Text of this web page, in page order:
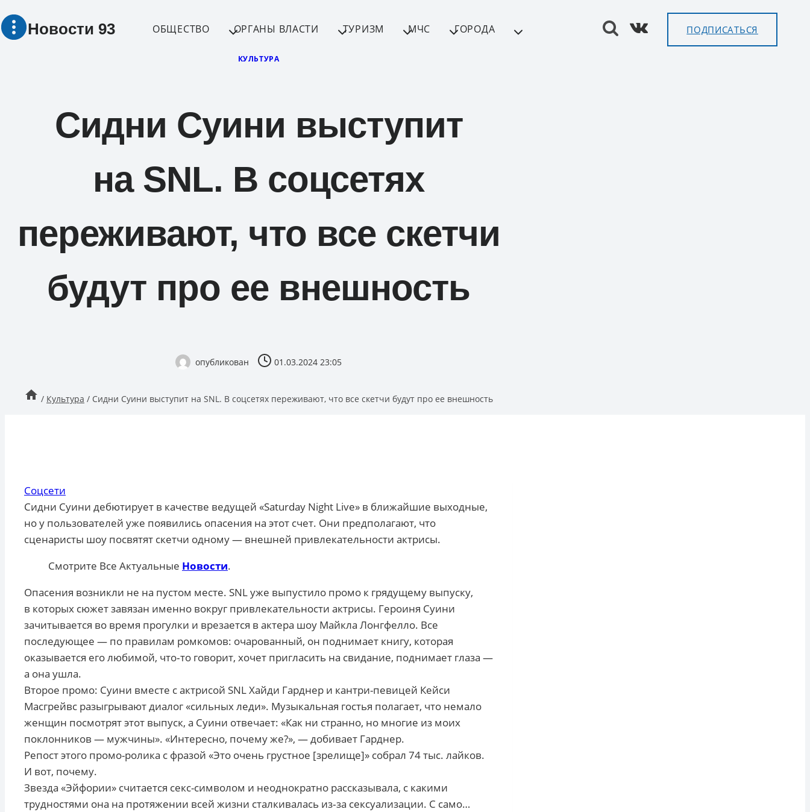
Перейти
Новости 93 ОБЩЕСТВО ОРГАНЫ ВЛАСТИ ТУРИЗМ МЧС ГОРОДА ПОДПИСАТЬСЯ
КУЛЬТУРА
Сидни Суини выступит
на SNL. В соцсетях
переживают, что все скетчи
будут про ее внешность
опубликован 01.03.2024 23:05
/ Культура / Сидни Суини выступит на SNL. В соцсетях переживают, что все скетчи будут про ее внешность
Соцсети
Сидни Суини дебютирует в качестве ведущей «Saturday Night Live» в ближайшие выходные,
но у пользователей уже появились опасения на этот счет. Они предполагают, что
сценаристы шоу посвятят скетчи одному — внешней привлекательности актрисы.
Смотрите Все Актуальные Новости.
Опасения возникли не на пустом месте. SNL уже выпустило промо к грядущему выпуску,
в которых сюжет завязан именно вокруг привлекательности актрисы. Героиня Суини
зачитывается во время прогулки и врезается в актера шоу Майкла Лонгфелло. Все
последующее — по правилам ромкомов: очарованный, он поднимает книгу, которая
оказывается его любимой, что‑то говорит, хочет пригласить на свидание, поднимает глаза —
а она ушла.
Второе промо: Суини вместе с актрисой SNL Хайди Гарднер и кантри-певицей Кейси
Масгрейвс разыгрывают диалог «сильных леди». Музыкальная гостья полагает, что немало
женщин посмотрят этот выпуск, а Суини отвечает: «Как ни странно, но многие из моих
поклонников — мужчины». «Интересно, почему же?», — добивает Гарднер.
Репост этого промо-ролика с фразой «Это очень грустное [зрелище]» собрал 74 тыс. лайков.
И вот, почему.
Звезда «Эйфории» считается секс-символом и неоднократно рассказывала, с какими
трудностями она на протяжении всей жизни сталкивалась из‑за сексуализации. С само…